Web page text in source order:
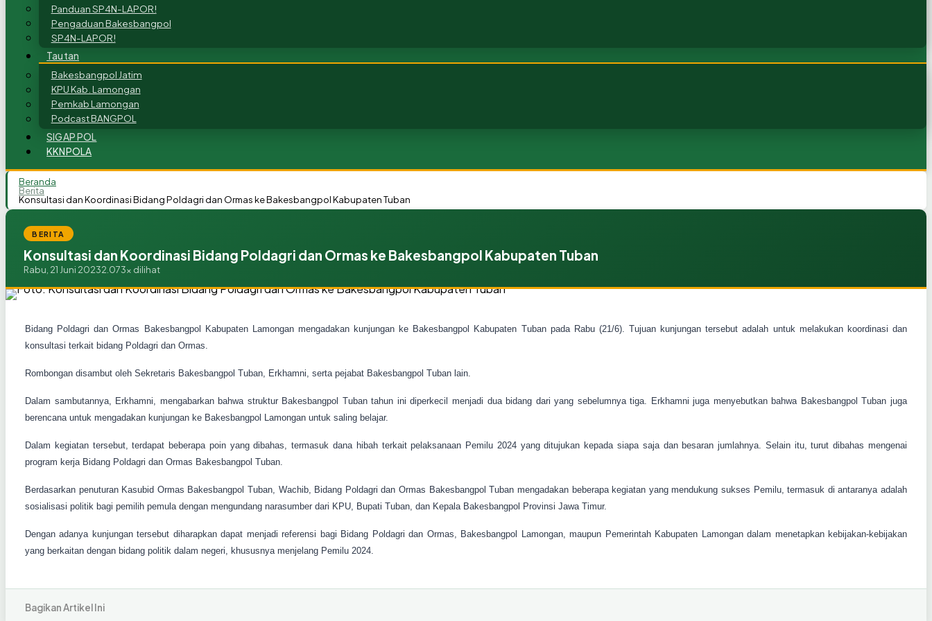
Panduan SP4N-LAPOR!
Pengaduan Bakesbangpol
SP4N-LAPOR!
Tautan
Bakesbangpol Jatim
KPU Kab. Lamongan
Pemkab Lamongan
Podcast BANGPOL
SIGAP POL
KKNPOLA
Beranda
Berita
Konsultasi dan Koordinasi Bidang Poldagri dan Ormas ke Bakesbangpol Kabupaten Tuban
BERITA
Konsultasi dan Koordinasi Bidang Poldagri dan Ormas ke Bakesbangpol Kabupaten Tuban
Rabu, 21 Juni 20232.073x dilihat
Bidang Poldagri dan Ormas Bakesbangpol Kabupaten Lamongan mengadakan kunjungan ke Bakesbangpol Kabupaten Tuban pada Rabu (21/6). Tujuan kunjungan tersebut adalah untuk melakukan koordinasi dan
konsultasi terkait bidang Poldagri dan Ormas.
Rombongan disambut oleh Sekretaris Bakesbangpol Tuban, Erkhamni, serta pejabat Bakesbangpol Tuban lain.
Dalam sambutannya, Erkhamni, mengabarkan bahwa struktur Bakesbangpol Tuban tahun ini diperkecil menjadi dua bidang dari yang sebelumnya tiga. Erkhamni juga menyebutkan bahwa Bakesbangpol Tuban juga
berencana untuk mengadakan kunjungan ke Bakesbangpol Lamongan untuk saling belajar.
Dalam kegiatan tersebut, terdapat beberapa poin yang dibahas, termasuk dana hibah terkait pelaksanaan Pemilu 2024 yang ditujukan kepada siapa saja dan besaran jumlahnya. Selain itu, turut dibahas mengenai
program kerja Bidang Poldagri dan Ormas Bakesbangpol Tuban.
Berdasarkan penuturan Kasubid Ormas Bakesbangpol Tuban, Wachib, Bidang Poldagri dan Ormas Bakesbangpol Tuban mengadakan beberapa kegiatan yang mendukung sukses Pemilu, termasuk di antaranya adalah
sosialisasi politik bagi pemilih pemula dengan mengundang narasumber dari KPU, Bupati Tuban, dan Kepala Bakesbangpol Provinsi Jawa Timur.
Dengan adanya kunjungan tersebut diharapkan dapat menjadi referensi bagi Bidang Poldagri dan Ormas, Bakesbangpol Lamongan, maupun Pemerintah Kabupaten Lamongan dalam menetapkan kebijakan-kebijakan
yang berkaitan dengan bidang politik dalam negeri, khususnya menjelang Pemilu 2024.
Bagikan Artikel Ini